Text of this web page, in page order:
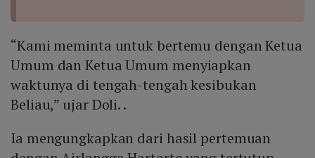
“Kami meminta untuk bertemu dengan Ketua
Umum dan Ketua Umum menyiapkan
waktunya di tengah-tengah kesibukan
Beliau,” ujar Doli. .
Ia mengungkapkan dari hasil pertemuan